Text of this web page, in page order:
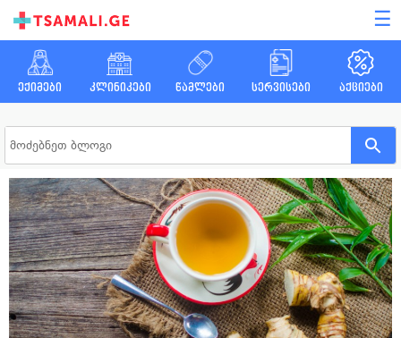
☰
ექიმები კლინიკები წამლები სერვისები აქციები